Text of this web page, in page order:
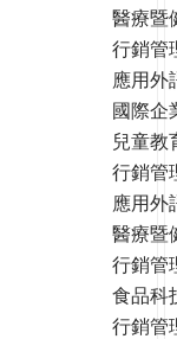
醫療暨
行銷管
應用外
國際企
兒童教
行銷管
應用外
醫療暨
行銷管
食品科
行銷管